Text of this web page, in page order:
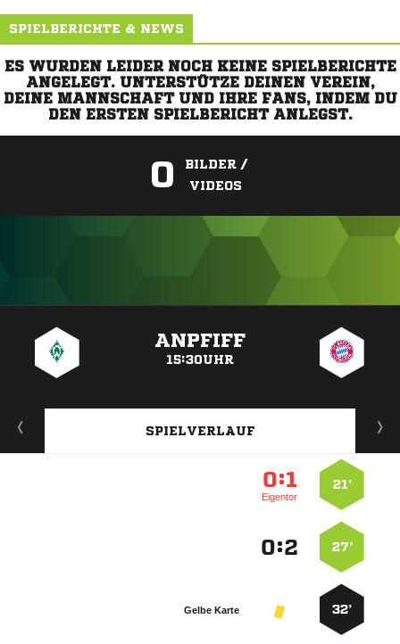
SPIELBERICHTE & NEWS
ES WURDEN LEIDER NOCH KEINE SPIELBERICHTE
ANGELEGT. UNTERSTÜTZE DEINEN VEREIN,
DEINE MANNSCHAFT UND IHRE FANS, INDEM DU
DEN ERSTEN SPIELBERICHT ANLEGST.
0
BILDER /
VIDEOS
ANPFIFF
15:30UHR
SPIELVERLAUF
21’
:
Eigentor
27’
:
32’
Gelbe Karte